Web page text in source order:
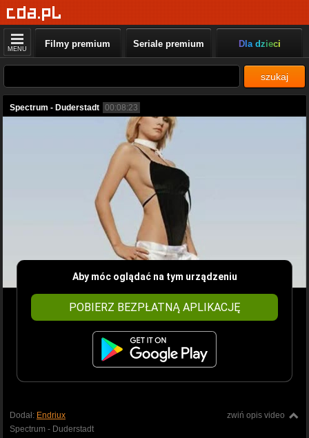
MENU Filmy premium Seriale premium Dla dzieci
szukaj
Spectrum - Duderstadt 00:08:23
Aby móc oglądać na tym urządzeniu
POBIERZ BEZPŁATNĄ APLIKACJĘ
zwiń opis video
Dodał: Endriux
Spectrum - Duderstadt